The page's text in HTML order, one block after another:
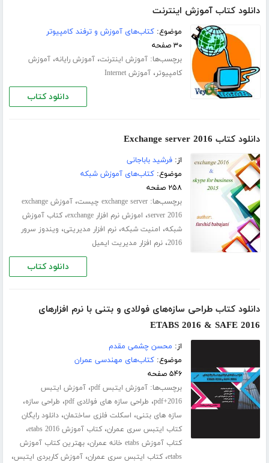
دانلود کتاب آموزش اینترنت
موضوع:کتاب‌های آموزش و ترفند کامپیوتر
۳۰ صفحه
برچسب‌ها:آموزش اینترنت،آموزش رایانه،آموزش
کامپیوتر،آموزش Internet
دانلود کتاب
دانلود کتاب Exchange server 2016
از:فرشید باباجانی
موضوع:کتاب‌های آموزش شبکه
۲۵۸ صفحه
برچسب‌ها:exchange server چیست ،
آموزش exchange
server 2016، اموزش نرم افزار exchange ،کتاب آموزش
شبکه، امنیت شبکه،نرم افزار مدیریتی، ویندوز سرور
2016،نرم افزار مدیریت ایمیل
دانلود کتاب
دانلود کتاب طراحی سازه‌های فولادی و بتنی با نرم افزارهای
ETABS 2016 & SAFE 2016
از: محسن چشمی مقدم
موضوع:کتاب‌های مهندسی عمران
۵۴۶ صفحه
برچسب‌ها:آموزش ایتبس pdf ،آموزش ایتبس
2016+pdf
، طراحی سازه های فولادی pdf ، طراحی سازه،
سازه های بتنی، اسکلت فلزی ساختمان،دانلود رایگان
کتاب ایتبس سری عمران،کتاب آموزش etabs 2016 ،
کتاب آموزش etabs خانه عمران ،بهترین کتاب آموزش
etabs،کتاب ایتبس سری عمران،آموزش کاربردی ایتبس،